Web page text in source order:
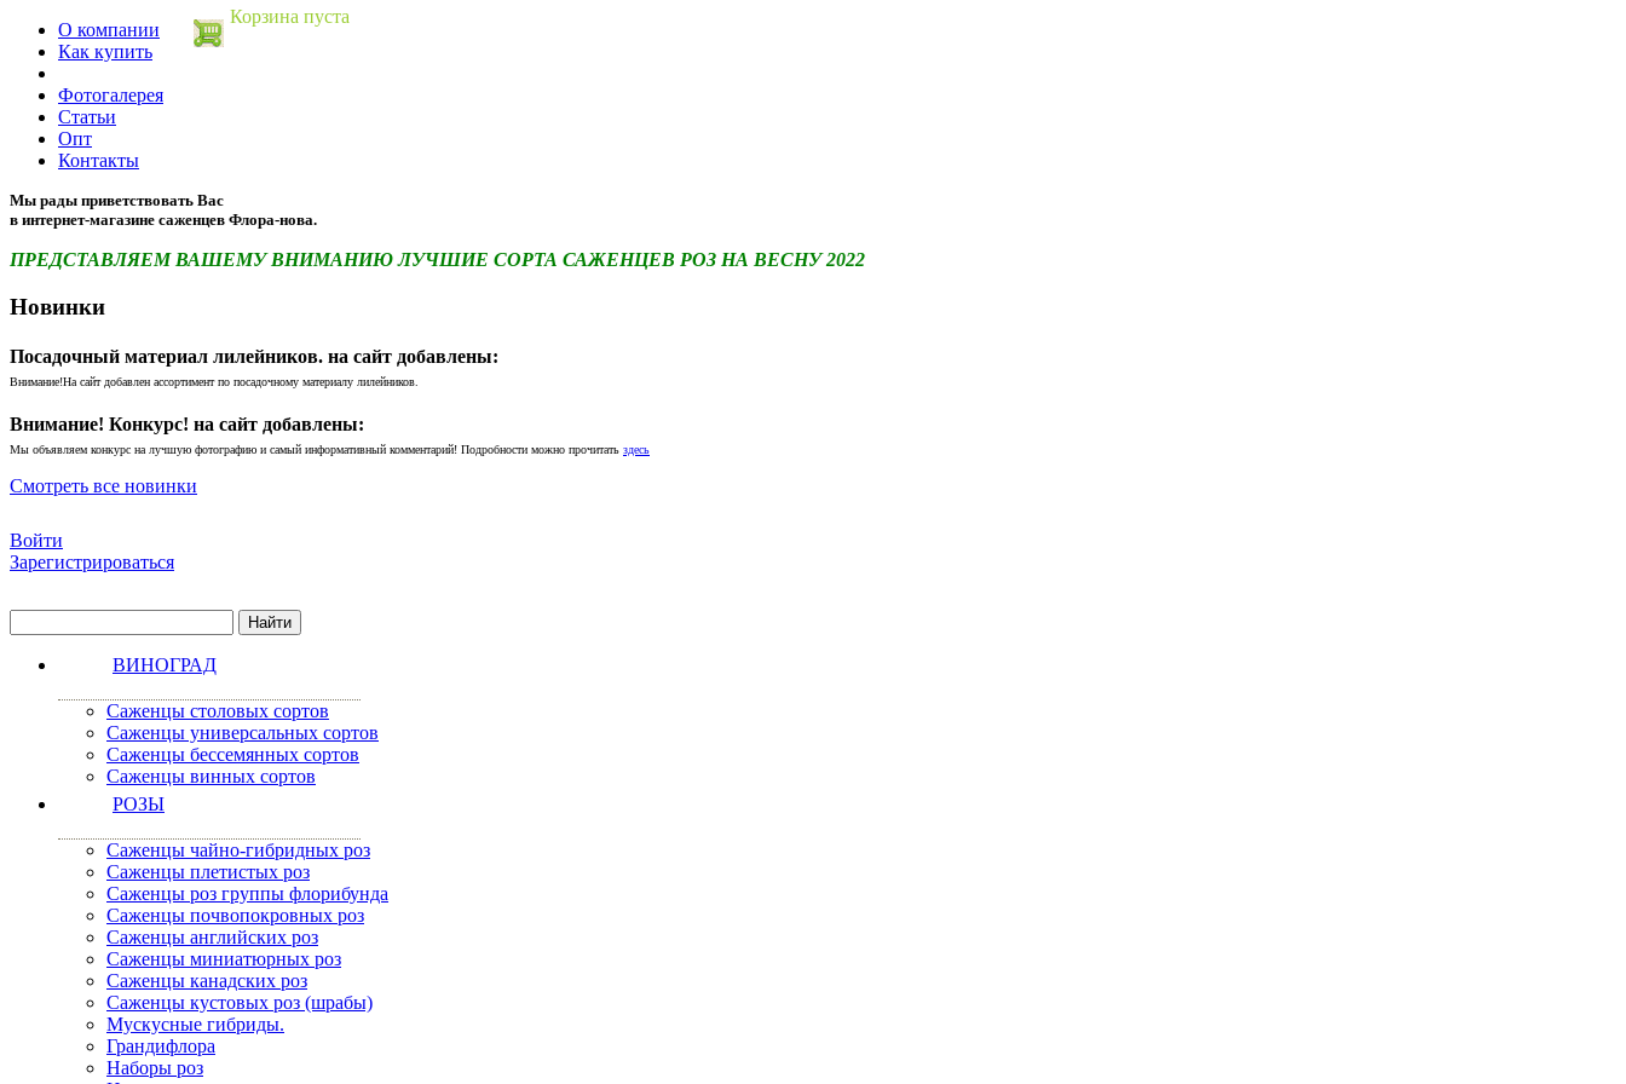
Корзина пуста
О компании
Как купить
Фотогалерея
Статьи
Опт
Контакты
Мы рады приветствовать Вас
в интернет-магазине саженцев Флора-нова.
ПРЕДСТАВЛЯЕМ ВАШЕМУ ВНИМАНИЮ ЛУЧШИЕ СОРТА САЖЕНЦЕВ РОЗ НА ВЕСНУ 2022
Новинки
Посадочный материал лилейников. на сайт добавлены:
Внимание!На сайт добавлен ассортимент по посадочному материалу лилейников.
Внимание! Конкурс! на сайт добавлены:
Мы объявляем конкурс на лучшую фотографию и самый информативный комментарий! Подробности можно прочитать здесь
Смотреть все новинки
Войти
Зарегистрироваться
ВИНОГРАД
Саженцы столовых сортов
Саженцы универсальных сортов
Саженцы бессемянных сортов
Саженцы винных сортов
РОЗЫ
Саженцы чайно-гибридных роз
Саженцы плетистых роз
Саженцы роз группы флорибунда
Саженцы почвопокровных роз
Саженцы английских роз
Саженцы миниатюрных роз
Саженцы канадских роз
Саженцы кустовых роз (шрабы)
Мускусные гибриды.
Грандифлора
Наборы роз